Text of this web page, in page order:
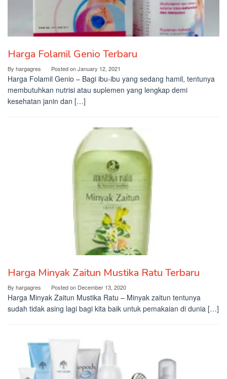
Harga Folamil Genio Terbaru
By hargagres Posted onJanuary 12, 2021
Harga Folamil Genio – Bagi ibu-ibu yang sedang hamil, tentunya
membutuhkan nutrisi atau suplemen yang lengkap demi
kesehatan janin dan […]
Harga Minyak Zaitun Mustika Ratu Terbaru
By hargagres Posted on December 13, 2020
Harga Minyak Zaitun Mustika Ratu – Minyak zaitun tentunya
sudah tidak asing lagi bagi kita baik untuk pemakaian di dunia […]